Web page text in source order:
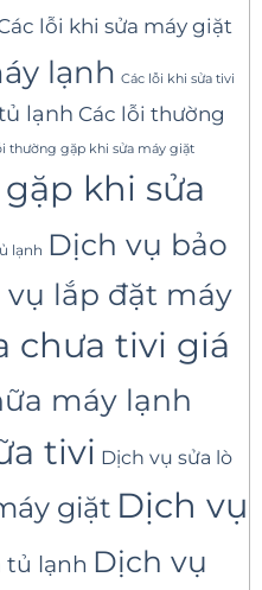
lỗi khi sửa máy giặt
lạnh Các lỗi khi sửa tivi
lạnh Các lỗi thường
thường gặp khi sửa máy giặt
khi sửa
lạnh Dịch vụ bảo
vụ lắp đặt máy
chưa tivi giá
máy lạnh
tivi Dịch vụ sửa lò
giặt Dịch vụ
tủ lạnh Dịch vụ